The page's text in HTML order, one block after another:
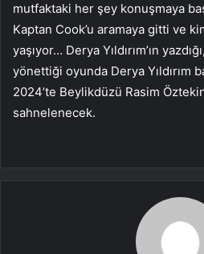
mutfaktaki her şey konuşmaya
Kaptan Cook’u aramaya gitti ve
yaşıyor… Derya Yıldırım’ın
yönettiği oyunda Derya Yıldırım
2024’te Beylikdüzü Rasim
sahnelenecek.